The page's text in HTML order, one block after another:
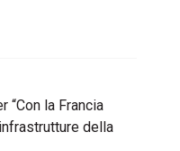
la Francia
della